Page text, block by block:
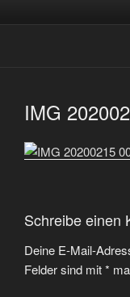
Inhalt
IMG
Schreibe einen
Deine E-Mail-
Felder sind mit*